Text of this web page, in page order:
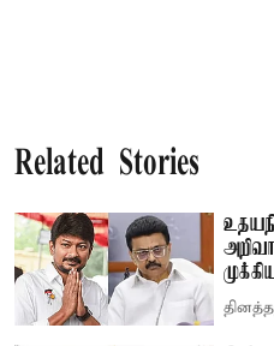
Related Stories